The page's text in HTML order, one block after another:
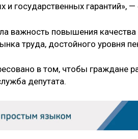
и государственных гарантий»,
важность повышения
труда, достойного уровня
в том, чтобы граждане
депутата.